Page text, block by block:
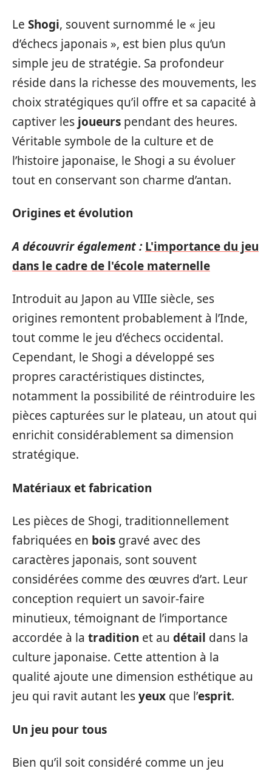
Le Shogi, souvent surnommé le « jeu
d’échecs japonais », est bien plus qu’un
simple jeu de stratégie. Sa profondeur
réside dans la richesse des mouvements, les
choix stratégiques qu’il offre et sa capacité à
captiver les joueurs pendant des heures.
Véritable symbole de la culture et de
l’histoire japonaise, le Shogi a su évoluer
tout en conservant son charme d’antan.
Origines et évolution
A découvrir également : L'importance du jeu
dans le cadre de l'école maternelle
Introduit au Japon au VIIIe siècle, ses
origines remontent probablement à l’Inde,
tout comme le jeu d’échecs occidental.
Cependant, le Shogi a développé ses
propres caractéristiques distinctes,
notamment la possibilité de réintroduire les
pièces capturées sur le plateau, un atout qui
enrichit considérablement sa dimension
stratégique.
Matériaux et fabrication
Les pièces de Shogi, traditionnellement
fabriquées en bois gravé avec des
caractères japonais, sont souvent
considérées comme des œuvres d’art. Leur
conception requiert un savoir-faire
minutieux, témoignant de l’importance
accordée à la tradition et au détail dans la
culture japonaise. Cette attention à la
qualité ajoute une dimension esthétique au
jeu qui ravit autant lesyeux que l’esprit.
Un jeu pour tous
Bien qu’il soit considéré comme un jeu